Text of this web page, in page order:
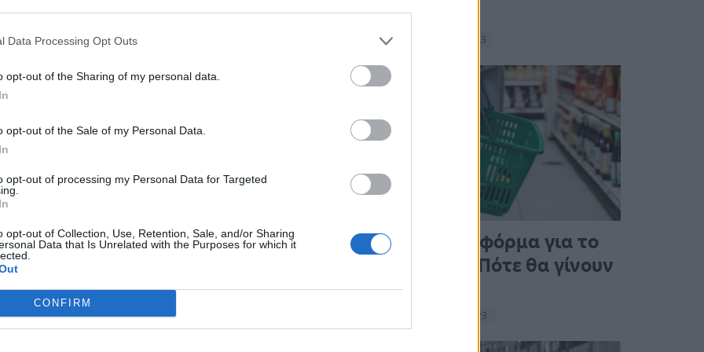
Data Processing Opt Outs
opt-out of the Sharing of my personal data.
opt-out of the Sale of my Personal Data.
opt-out of processing my Personal Data for Targeted
opt-out of Collection, Use, Retention, Sale, and/or Sharing
Data that Is Unrelated with the Purposes for which it
CONFIRM
για να… γλιτώσουν
έτσι από τους αστυνομικούς που τους έψαχναν
από τη δράση των ανήλικων που
2022
να περάσει χειροπέδες σε πέντε μέλη
των ληστών στα περίπτερα
τρόμου για οικογένεια – Ληστές
γυναίκα, την απείλησαν ότι θα της…
2022
σνακ
18:11 - 15 Σεπτεμβρίου 2023
Άνοιξε η πλατφόρμα για το
Market Pass – Πότε θα γίνουν
οι πληρωμές
15:13 - 15 Σεπτεμβρίου 2023